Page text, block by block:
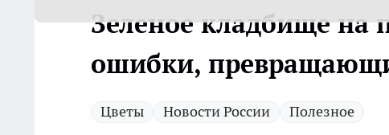
Зеленое кладбище на
ошибки,
Цветы Новости России Полезное